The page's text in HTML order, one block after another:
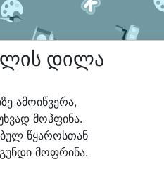
დილა
ზე ამოიწვერა,
ვად მოჰფინა.
ბულ წყაროსთან
დი მოფრინა.